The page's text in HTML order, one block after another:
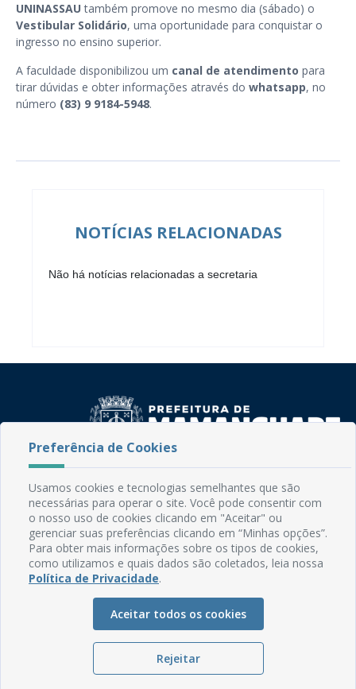
UNINASSAUtambém promove no mesmo dia (sábado) o
Vestibular Solidário, uma oportunidade para conquistar o
ingresso no ensino superior.
A faculdade disponibilizou um canal de atendimento para
tirar dúvidas e obter informações através do whatsapp, no
número (83) 9 9184-5948.
NOTÍCIAS RELACIONADAS
Não há notícias relacionadas a secretaria
Rua do Imperador, 78, Centro
CEP: 58.280-000 - Mamanguape/PB
Fone: (83) 3292-2246
Email: comunicacao@mamanguape.pb.gov.br
Expediente: Segunda à Sexta, das 08h às 13h
Mapa do Site
Perguntas frequentes
Manual de Navegação
Glossário
Ouvidoria
Preferência de Cookies
Usamos cookies e tecnologias semelhantes que são
necessárias para operar o site. Você pode consentir com
o nosso uso de cookies clicando em "Aceitar" ou
gerenciar suas preferências clicando em “Minhas opções”.
Para obter mais informações sobre os tipos de cookies,
como utilizamos e quais dados são coletados, leia nossa
Política de Privacidade.
Aceitar todos os cookies
Rejeitar